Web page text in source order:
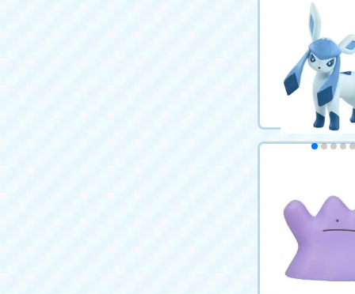
MS-34 ヤミラミ
715円（税込）
カート
715円（税込）